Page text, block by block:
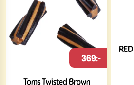
Toms Twisted Brown
369:-